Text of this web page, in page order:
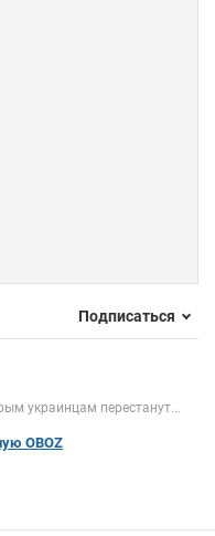
Подписаться
украинцам перестанут...
OBOZ